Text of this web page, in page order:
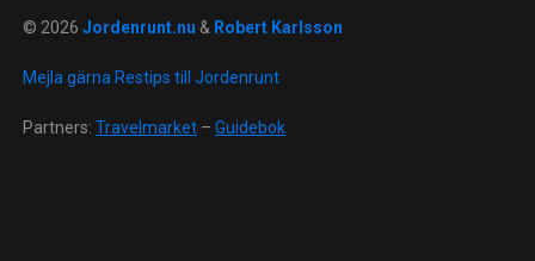
© 2026 Jordenrunt.nu & Robert Karlsson
Mejla gärna Restips till Jordenrunt
Partners: Travelmarket– Guidebok